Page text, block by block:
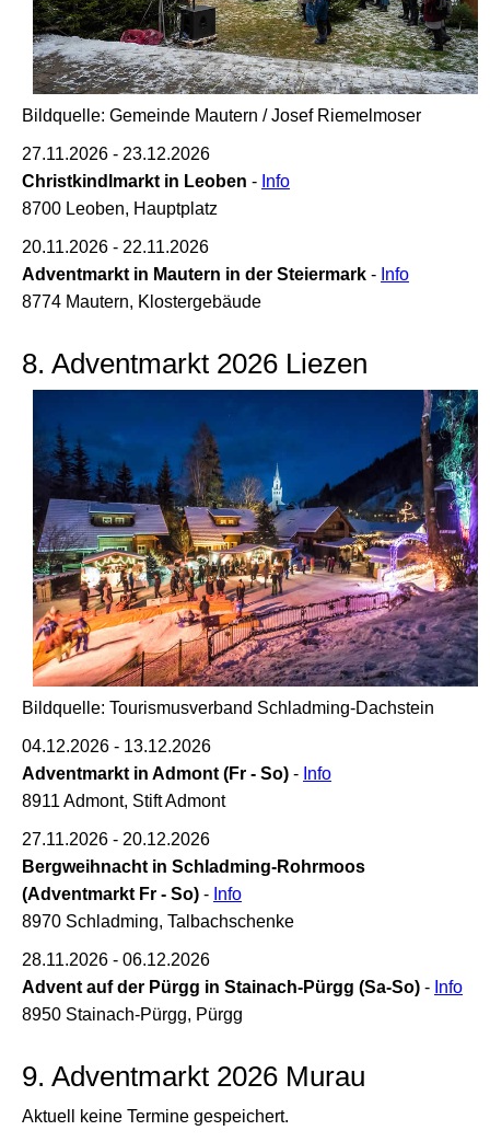
Bildquelle: Gemeinde Mautern / Josef Riemelmoser
27.11.2026 - 23.12.2026
Christkindlmarkt in Leoben - Info
8700 Leoben, Hauptplatz
20.11.2026 - 22.11.2026
Adventmarkt in Mautern in der Steiermark - Info
8774 Mautern, Klostergebäude
8. Adventmarkt 2026 Liezen
Bildquelle: Tourismusverband Schladming-Dachstein
04.12.2026 - 13.12.2026
Adventmarkt in Admont (Fr - So) - Info
8911 Admont, Stift Admont
27.11.2026 - 20.12.2026
Bergweihnacht in Schladming-Rohrmoos
(Adventmarkt Fr - So) - Info
8970 Schladming, Talbachschenke
28.11.2026 - 06.12.2026
Advent auf der Pürgg in Stainach-Pürgg (Sa-So) - Info
8950 Stainach-Pürgg, Pürgg
9. Adventmarkt 2026 Murau
Aktuell keine Termine gespeichert.